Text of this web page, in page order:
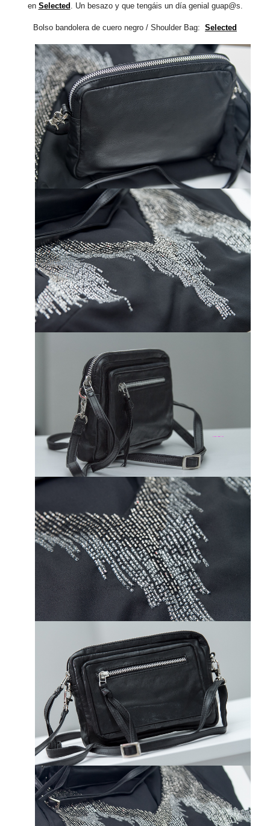
en Selected . Un besazo y que tengáis un día genial guap@s.
Bolso bandolera de cuero negro / Shoulder Bag: Selected